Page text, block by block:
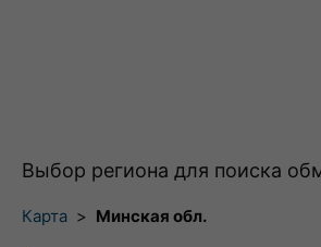
Выбор региона для поиска
Карта > Минская обл.